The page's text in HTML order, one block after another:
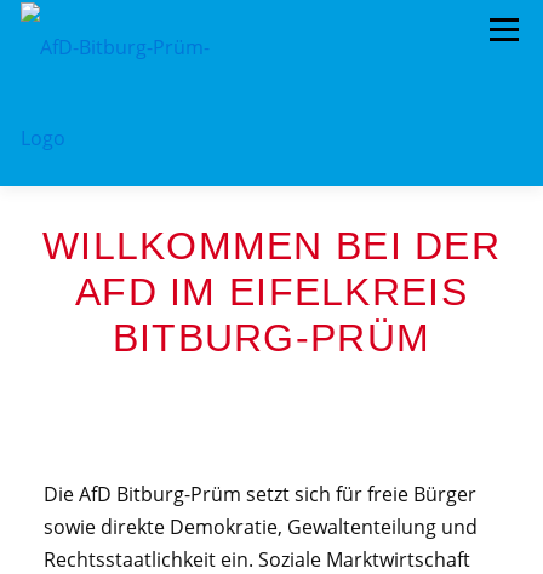
Menü
TERMINE KREISTAG AFD IM KREISTAG
BEITRAGSARCHIV MITMACHEN!
WILLKOMMEN BEI DER
AFD IM EIFELKREIS
BITBURG-PRÜM
Die AfD Bitburg-Prüm setzt sich für freie Bürger
sowie direkte Demokratie, Gewaltenteilung und
Rechtsstaatlichkeit ein. Soziale Marktwirtschaft